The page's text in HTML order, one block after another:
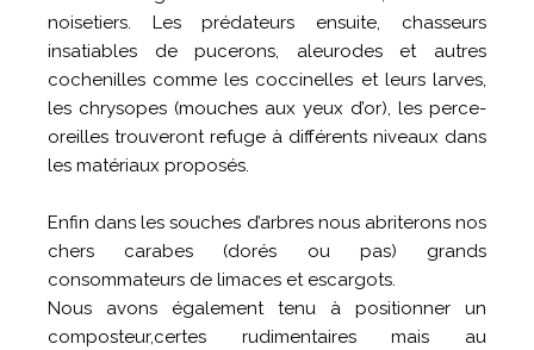
noisetiers. Les prédateurs ensuite, chasseurs
insatiables de pucerons, aleurodes et autres
cochenilles comme les coccinelles et leurs larves,
les chrysopes (mouches aux yeux d’or), les perce-
oreilles trouveront refuge à différents niveaux dans
les matériaux proposés.
Enfin dans les souches d’arbres nous abriterons nos
chers carabes (dorés ou pas) grands
consommateurs de limaces et escargots.
Nous avons également tenu à positionner un
composteur,certes rudimentaires mais au